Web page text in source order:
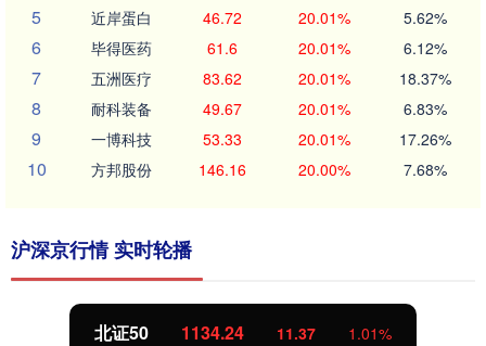
5 近岸蛋白 46.72 20.01% 5.62%
6 毕得医药 61.6 20.01% 6.12%
7 五洲医疗 83.62 20.01% 18.37%
8 耐科装备 49.67 20.01% 6.83%
9 一博科技 53.33 20.01% 17.26%
10 方邦股份 146.16 20.00% 7.68%
沪深京行情 实时轮播
北证50 1134.24 11.37 1.01%